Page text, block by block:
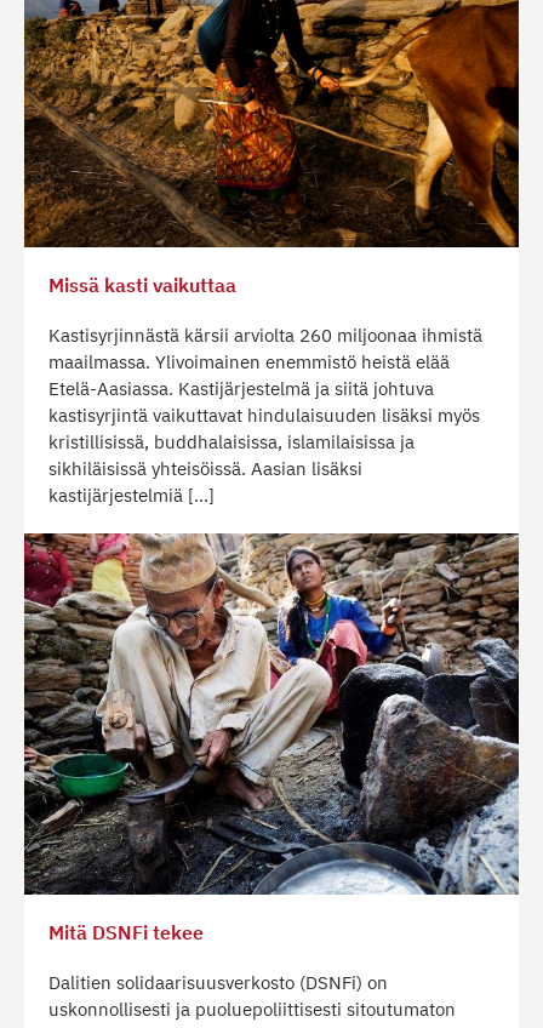
Missä kasti vaikuttaa
Kastisyrjinnästä kärsii arviolta 260 miljoonaa ihmistä
maailmassa. Ylivoimainen enemmistö heistä elää
Etelä-Aasiassa. Kastijärjestelmä ja siitä johtuva
kastisyrjintä vaikuttavat hindulaisuuden lisäksi myös
kristillisissä, buddhalaisissa, islamilaisissa ja
sikhiläisissä yhteisöissä. Aasian lisäksi
kastijärjestelmiä […]
Mitä DSNFi tekee
Dalitien solidaarisuusverkosto (DSNFi) on
uskonnollisesti ja puoluepoliittisesti sitoutumaton